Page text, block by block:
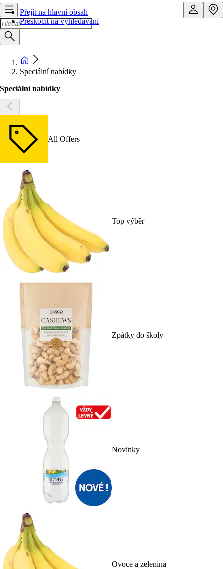
Přejít na hlavní obsah
Přeskočit na vyhledávání
Speciální nabídky
Speciální nabídky
All Offers
Top výběr
Zpátky do školy
Novinky
Ovoce a zelenina